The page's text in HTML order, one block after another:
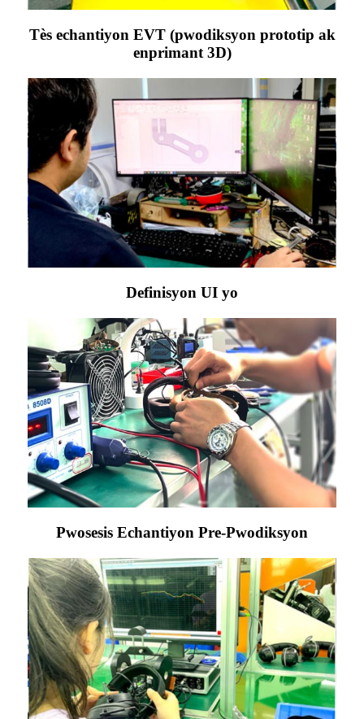
Tès echantiyon EVT (pwodiksyon prototip ak
enprimant 3D)
Definisyon UI yo
Pwosesis Echantiyon Pre-Pwodiksyon